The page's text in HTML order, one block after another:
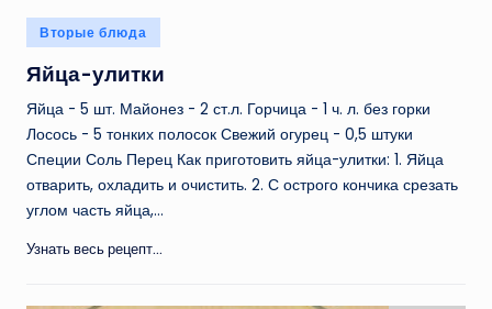
Опубликовано
в
Вторые блюда
Яйца-улитки
Яйца - 5 шт. Майонез - 2 ст.л. Горчица - 1 ч. л. без горки
Лосось - 5 тонких полосок Свежий огурец - 0,5 штуки
Специи Соль Перец Как приготовить яйца-улитки: 1. Яйца
отварить, охладить и очистить. 2. С острого кончика срезать
углом часть яйца,…
Узнать весь рецепт...